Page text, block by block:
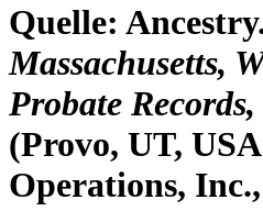
Quelle:
Massachusetts,
Probate
(Provo, UT,
Operations,